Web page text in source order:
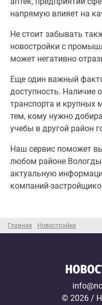
Главная Новостройки
напрямую влияет на
Не стоит забывать
новостройки с
может негативно
Еще один важный
доступность. Наличие
транспорта и крупных
тем, кому нужно
учебы в другой район
Наш сервис поможет
любом районе
актуальную
компаний-
© 2026 /